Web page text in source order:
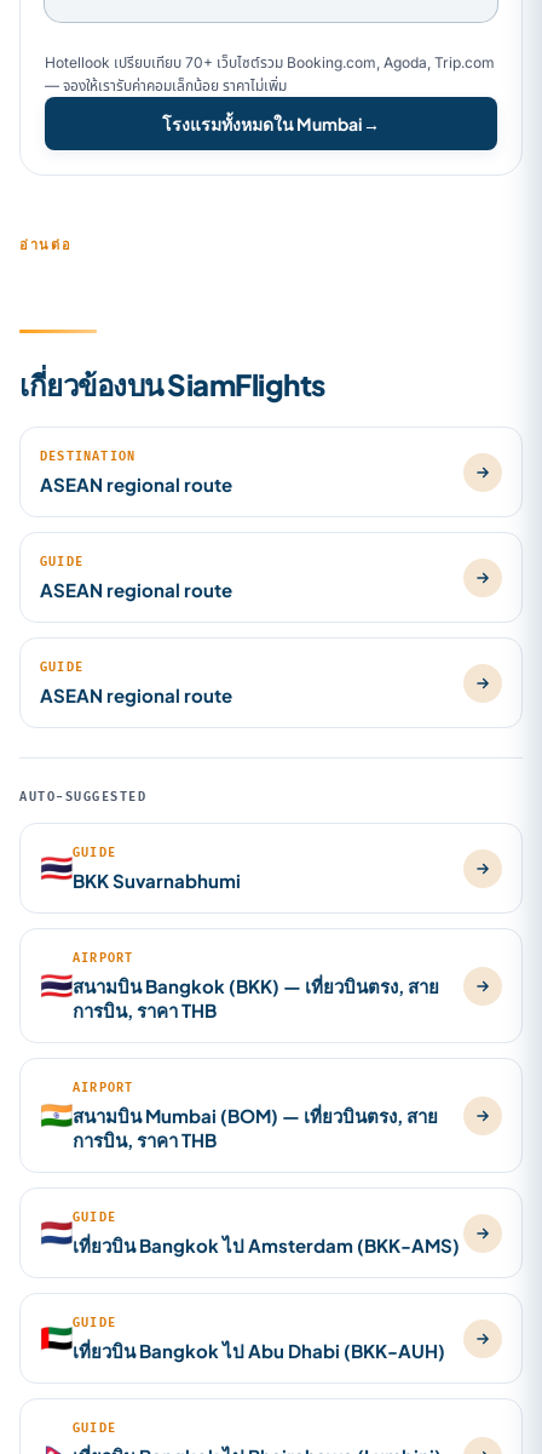
Hotellook เปรียบเทียบ 70+ เว็บไซต์รวม Booking.com, Agoda, Trip.com
— จองให้เรารับค่าคอมเล็กน้อย ราคาไม่เพิ่ม
โรงแรมทั้งหมดใน Mumbai→
อ่านต่อ
เกี่ยวข้องบน SiamFlights
DESTINATION
ASEAN regional route
GUIDE
ASEAN regional route
GUIDE
ASEAN regional route
AUTO-SUGGESTED
🇹🇭GUIDE
BKK Suvarnabhumi
🇹🇭
AIRPORT
สนามบิน Bangkok (BKK) — เที่ยวบินตรง, สาย
การบิน, ราคา THB
🇮🇳
AIRPORT
สนามบิน Mumbai (BOM) — เที่ยวบินตรง, สาย
การบิน, ราคา THB
🇳🇱GUIDE
เที่ยวบิน Bangkok ไป Amsterdam (BKK-AMS)
🇦🇪GUIDE
เที่ยวบิน Bangkok ไป Abu Dhabi (BKK-AUH)
GUIDE